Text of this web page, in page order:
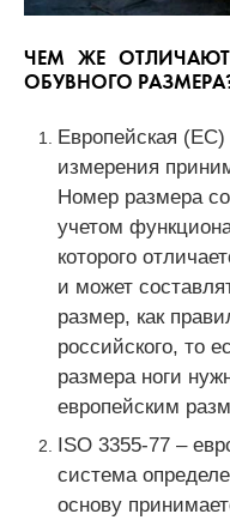
ЧЕМ ЖЕ
ОБУВНОГО
Европейская
измерения
Номер размера
учетом
которого
и может
размер, как
российского, то
размера ноги
европейским
ISO 3355-77 –
система
основу